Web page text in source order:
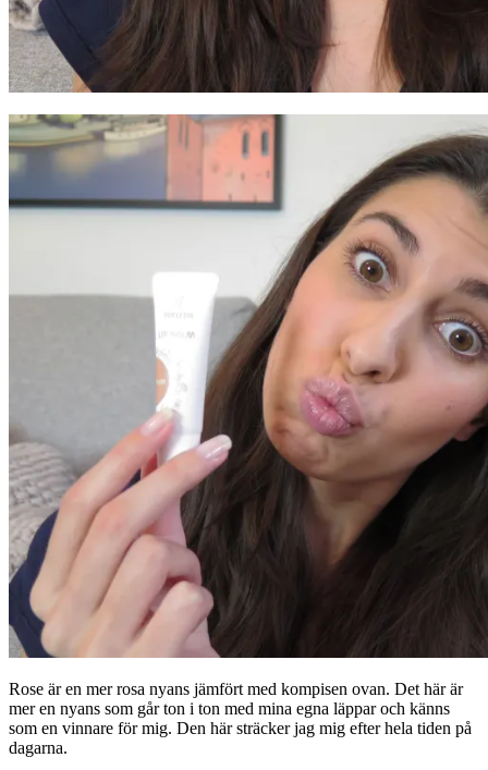
Rose är en mer rosa nyans jämfört med kompisen ovan. Det här är
mer en nyans som går ton i ton med mina egna läppar och känns
som en vinnare för mig. Den här sträcker jag mig efter hela tiden på
dagarna.